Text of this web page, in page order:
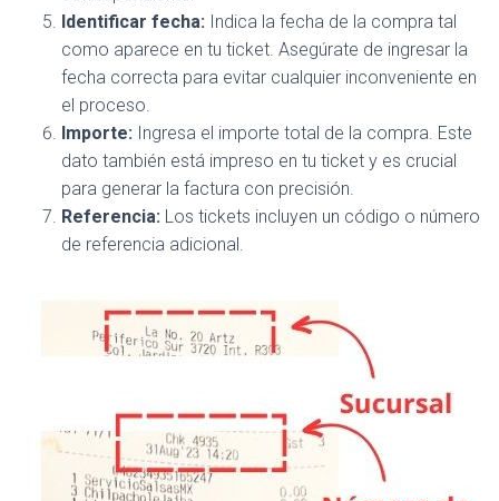
Identificar fecha: Indica la fecha de la compra tal
como aparece en tu ticket. Asegúrate de ingresar la
fecha correcta para evitar cualquier inconveniente en
el proceso.
Importe: Ingresa el importe total de la compra. Este
dato también está impreso en tu ticket y es crucial
para generar la factura con precisión.
Referencia: Los tickets incluyen un código o número
de referencia adicional.